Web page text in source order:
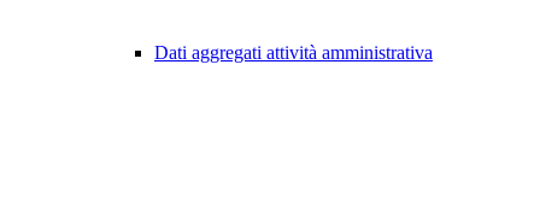
Dati aggregati attività amministrativa